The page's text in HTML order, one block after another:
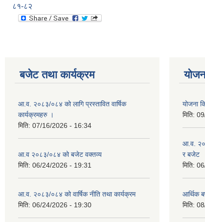
८१-८२
बजेट तथा कार्यक्रम
आ.व. २०८३/०८४ को लागि प्रस्तावित वार्षिक
कार्यक्रमहरु ।
मिति: 07/16/2026 - 16:34
आ.व २०८३/०८४ को बजेट वक्तव्य
मिति: 06/24/2026 - 19:31
आ.व. २०८३/०८४ को वार्षिक नीति तथा कार्यक्रम
मिति: 06/24/2026 - 19:30
योजना
मिति:
आ.व.
र बजेट
मिति:
आर्थिक
मिति: